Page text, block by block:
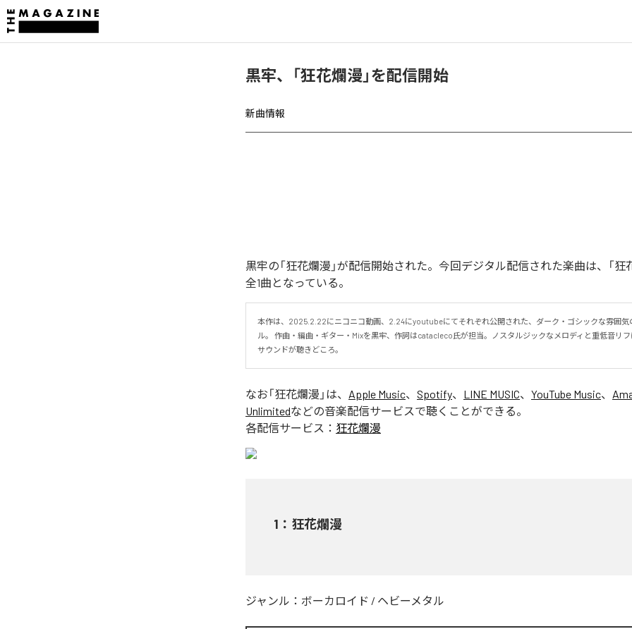
黒牢、「狂花爛漫」を配信開始
新曲情報
黒牢の「狂花爛漫」が配信開始された。今回デジタル配信された楽曲は、「狂
全1曲となっている。
本作は、2025.2.22にニコニコ動画、2.24にyoutubeにてそれぞれ公開された、ダーク・ゴシックな雰囲気
ル。 作曲・編曲・ギター・Mixを黒牢、作詞はcatacleco氏が担当。ノスタルジックなメロディと重低音リ
サウンドが聴きどころ。
なお「狂花爛漫 」は、 Apple Music、 Spotify、 LINE MUSIC、 YouTube Music、
Unlimitedなどの音楽配信サービスで聴くことができる。
各配信サービス： 狂花爛漫
1 ： 狂花爛漫
ジャンル： ボーカロイド / ヘビーメタル